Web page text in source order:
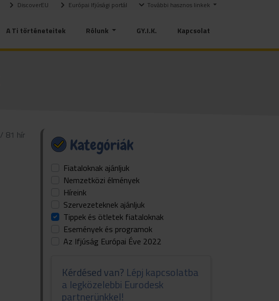
DiscoverEU Európai Ifjúsági portál További hasznos linkek
A Ti történeteitek Rólunk GY.I.K. Kapcsolat
/ 81 hír
Kategóriák
Fiataloknak ajánljuk
Nemzetközi élmények
Híreink
Szervezeteknek ajánljuk
Tippek és ötletek fiataloknak
Események és programok
Az Ifjúság Európai Éve 2022
Kérdésed van? Lépj kapcsolatba
a legközelebbi Eurodesk
partnerünkkel!